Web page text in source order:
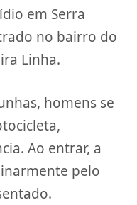
em Serra
no bairro do
Linha.
homens se
Ao entrar, a
pelo